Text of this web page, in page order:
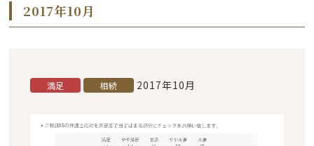
2017年10月
満足 相続 2017年10月